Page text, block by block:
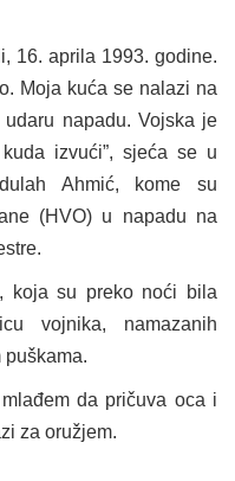
16. aprila 1993. godine.
Moja kuća se nalazi na
napadu. Vojska je
izvući”, sjeća se u
Ahmić, kome su
(HVO) u napadu na
koja su preko noći bila
vojnika, namazanih
puškama.
da pričuva oca i
za oružjem.